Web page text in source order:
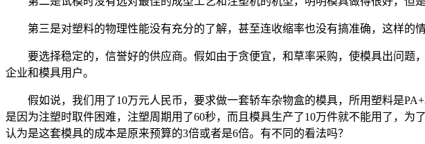
第三是对塑料的物理性能没有充分的了解，甚至连收缩率也没有搞准确，这样的
要选择稳定的，信誉好的供应商。假如由于贪便宜，和草率采购，使模具出问题
企业和模具用户。
假如说，我们用了10万元人民币，要求做一套轿车杂物盒的模具，所用塑料是
是因为注塑时取件困难，注塑周期用了60秒，而且模具生产了10万件就不能用了，
认为是这套模具的成本是原来预算的3倍或者是6倍。有不同的看法吗？